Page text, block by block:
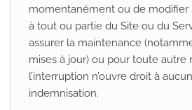
momentanément ou de modifier
à tout ou partie du Site ou du
assurer la maintenance
mises à jour) ou pour toute autre
l’interruption n’ouvre droit à
indemnisation.